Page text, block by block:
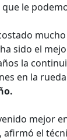
le
sido el
la
en la
mejor
afirmó el